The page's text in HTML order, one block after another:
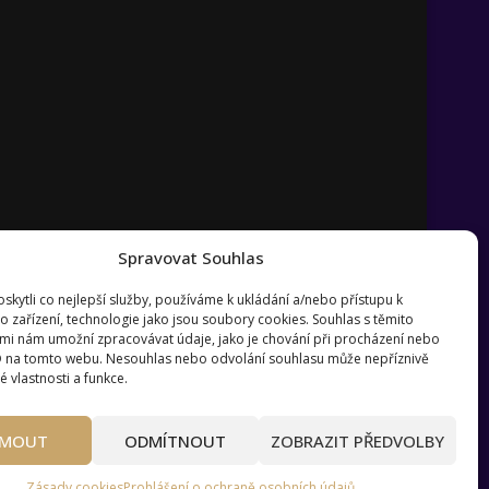
Spravovat Souhlas
co nejlepší služby, používáme k ukládání a/nebo přístupu k
zařízení, technologie jako jsou soubory cookies. Souhlas s těmito
nám umožní zpracovávat údaje, jako je chování při procházení nebo
na tomto webu. Nesouhlas nebo odvolání souhlasu může nepříznivě
vlastnosti a funkce.
ODMÍTNOUT ZOBRAZIT PŘEDVOLBY
Pravidla používání webu wmag.cz